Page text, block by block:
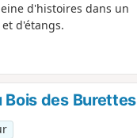
d'histoires dans un
d'étangs.
Bois des Burettes